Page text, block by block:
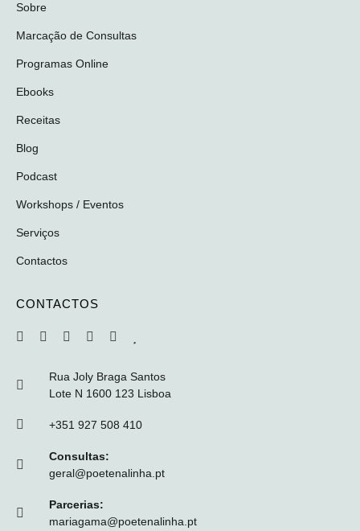
Sobre
Marcação de Consultas
Programas Online
Ebooks
Receitas
Blog
Podcast
Workshops / Eventos
Serviços
Contactos
CONTACTOS
Rua Joly Braga Santos
Lote N 1600 123 Lisboa
+351 927 508 410
Consultas:
geral@poetenalinha.pt
Parcerias:
mariagama@poetenalinha.pt